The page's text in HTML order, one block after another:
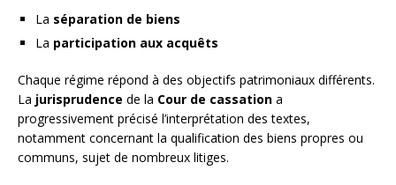
La séparation de biens
La participation aux acquêts
Chaque régime répond à des objectifs patrimoniaux différents.
La jurisprudence de la Cour de cassation a
progressivement précisé l’interprétation des textes,
notamment concernant la qualification des biens propres ou
communs, sujet de nombreux litiges.